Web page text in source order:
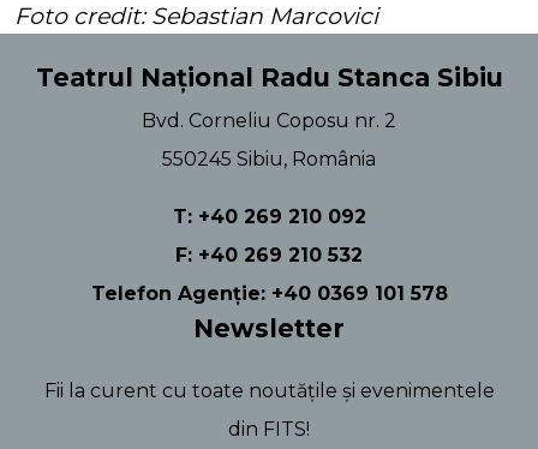
Foto credit: Sebastian Marcovici
Teatrul Național Radu Stanca Sibiu
Bvd. Corneliu Coposu nr. 2
550245 Sibiu, România
T: +40 269 210 092
F: +40 269 210 532
Telefon Agenție: +40 0369 101 578
Newsletter
Fii la curent cu toate noutățile și evenimentele
din FITS!